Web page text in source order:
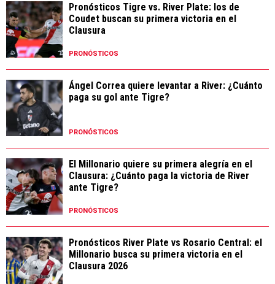
Pronósticos Tigre vs. River Plate: los de
Coudet buscan su primera victoria en el
Clausura
PRONÓSTICOS
Ángel Correa quiere levantar a River: ¿Cuánto
paga su gol ante Tigre?
PRONÓSTICOS
El Millonario quiere su primera alegría en el
Clausura: ¿Cuánto paga la victoria de River
ante Tigre?
PRONÓSTICOS
Pronósticos River Plate vs Rosario Central: el
Millonario busca su primera victoria en el
Clausura 2026